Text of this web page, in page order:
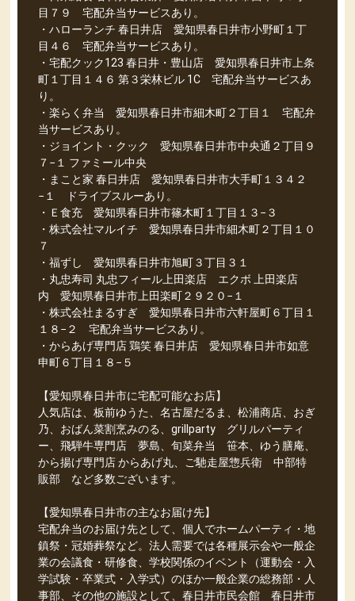
目７９ 宅配弁当サービスあり。
・ハローランチ 春日井店 愛知県春日井市小野町１丁
目４６ 宅配弁当サービスあり。
・宅配クック123 春日井・豊山店 愛知県春日井市上条
町１丁目１４６ 第３栄林ビル 1C 宅配弁当サービスあ
り。
・楽らく弁当 愛知県春日井市細木町２丁目１ 宅配弁
当サービスあり。
・ジョイント・クック 愛知県春日井市中央通２丁目９
７−１ ファミール中央
・まこと家 春日井店 愛知県春日井市大手町１３４２
−１ ドライブスルーあり。
・Ｅ食充 愛知県春日井市篠木町１丁目１３−３
・株式会社マルイチ 愛知県春日井市細木町２丁目１０
７
・福ずし 愛知県春日井市旭町３丁目３１
・丸忠寿司 丸忠フィール上田楽店 エクボ 上田楽店
内 愛知県春日井市上田楽町２９２０−１
・株式会社まるすぎ 愛知県春日井市六軒屋町６丁目１
１８−２ 宅配弁当サービスあり。
・からあげ専門店 鶏笑 春日井店 愛知県春日井市如意
申町６丁目１８−５
【愛知県春日井市に宅配可能なお店】
人気店は、板前ゆうた、名古屋だるま、松浦商店、おぎ
乃、おばん菜割烹みのる、grillparty グリルパーティ
ー、飛騨牛専門店 夢島、旬菜弁当 笹本、ゆう膳庵、
から揚げ専門店 からあげ丸、ご馳走屋惣兵衛 中部特
販部 など多数ございます。
【愛知県春日井市の主なお届け先】
宅配弁当のお届け先として、個人でホームパーティ・地
鎮祭・冠婚葬祭など。法人需要では各種展示会や一般企
業の会議食・研修食、学校関係のイベント（運動会・入
学試験・卒業式・入学式）のほか一般企業の総務部・人
事部、その他の施設として、春日井市民会館 春日井市